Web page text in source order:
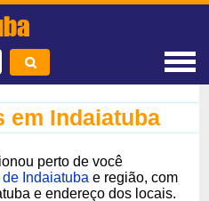
em Indaiatuba
perto de você
Indaiatuba e região, com
e endereço dos locais.